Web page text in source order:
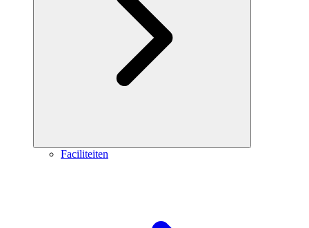
Faciliteiten